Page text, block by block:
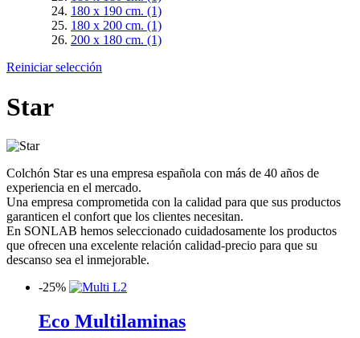
180 x 190 cm. (1)
180 x 200 cm. (1)
200 x 180 cm. (1)
Reiniciar selección
Star
Colchón Star es una empresa española con más de 40 años de
experiencia en el mercado.
Una empresa comprometida con la calidad para que sus productos
garanticen el confort que los clientes necesitan.
En SONLAB hemos seleccionado cuidadosamente los productos
que ofrecen una excelente relación calidad-precio para que su
descanso sea el inmejorable.
-25%
Eco Multilaminas